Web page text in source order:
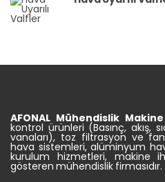
AFONAL Mühendislik Makine
kontrol ürünleri (Basınç, akış,
vanaları), toz filtrasyon ve
hava sistemleri, alüminyum
kurulum hizmetleri, makine
gösteren mühendislik firmasıdır.